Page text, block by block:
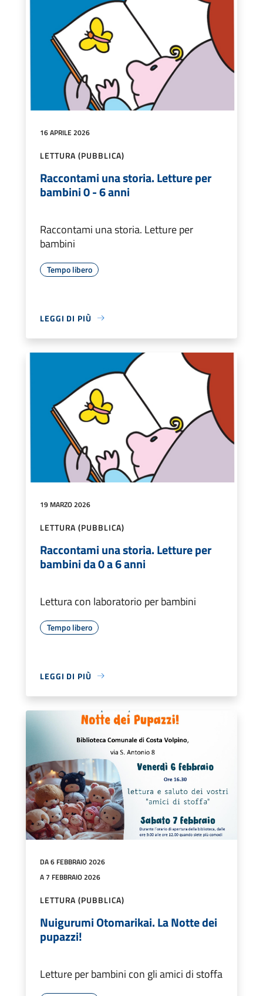
16 APRILE 2026
LETTURA (PUBBLICA)
Raccontami una storia. Letture per
bambini 0 - 6 anni
Raccontami una storia. Letture per
bambini
Tempo libero
LEGGI DI PIÙ
19 MARZO 2026
LETTURA (PUBBLICA)
Raccontami una storia. Letture per
bambini da 0 a 6 anni
Lettura con laboratorio per bambini
Tempo libero
LEGGI DI PIÙ
DA 6 FEBBRAIO 2026
A 7 FEBBRAIO 2026
LETTURA (PUBBLICA)
Nuigurumi Otomarikai. La Notte dei
pupazzi!
Letture per bambini con gli amici di stoffa